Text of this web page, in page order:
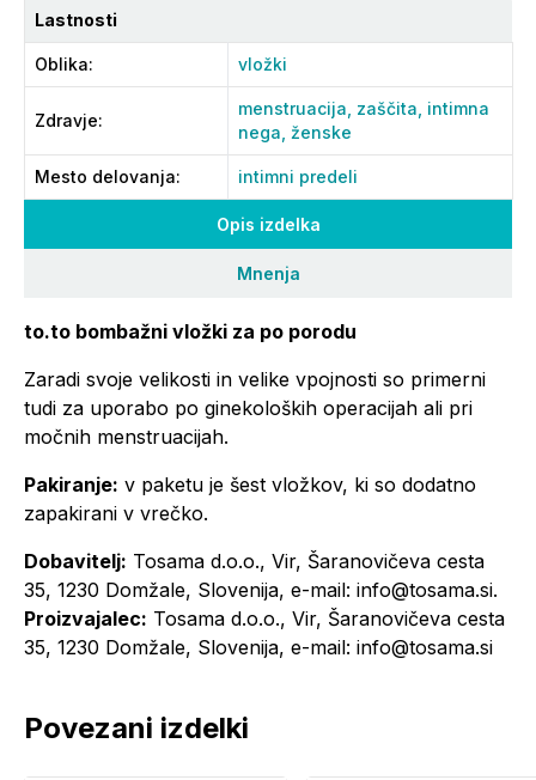
Opis izdelka
Mnenja
to.to bombažni vložki za po porodu
Zaradi svoje velikosti in velike vpojnosti so primerni
tudi za uporabo po ginekoloških operacijah ali pri
močnih menstruacijah.
Pakiranje: v paketu je šest vložkov, ki so dodatno
zapakirani v vrečko.
Dobavitelj: Tosama d.o.o., Vir, Šaranovičeva cesta
35, 1230 Domžale, Slovenija, e-mail: info@tosama.si.
Proizvajalec: Tosama d.o.o., Vir, Šaranovičeva cesta
35, 1230 Domžale, Slovenija, e-mail: info@tosama.si
Lastnosti
Oblika: vložki
Zdravje:
menstruacija, zaščita, intimna
nega, ženske
Mesto delovanja: intimni predeli
Povezani izdelki